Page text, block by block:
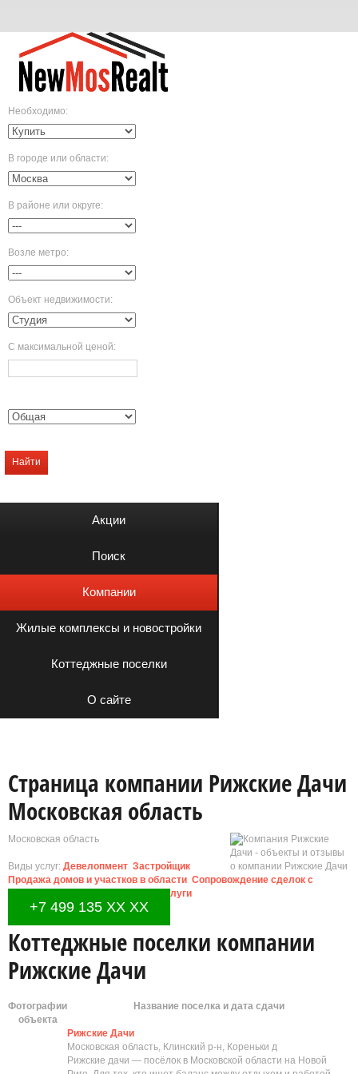
Необходимо:
В городе или области:
В районе или округе:
Возле метро:
Объект недвижимости:
С максимальной ценой:
Найти
Акции
Поиск
Компании
Жилые комплексы и новостройки
Коттеджные поселки
О сайте
Страница компании Рижские Дачи
Московская область
Московская область
Виды услуг: Девелопмент Застройщик
Продажа домов и участков в области Сопровождение сделок с
Юридические услуги
+7 499 135 XX XX
Коттеджные поселки компании
Рижские Дачи
Фотографии
объекта
Название поселка и дата сдачи
Рижские Дачи
Московская область, Клинский р-н, Кореньки д
Рижские дачи — посёлок в Московской области на Новой